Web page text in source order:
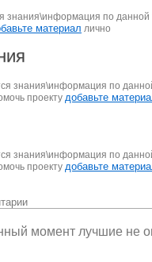
знания\информация по данной
материал лично
знания\информация по
проекту добавьте
знания\информация по
проекту добавьте
момент лучшие не